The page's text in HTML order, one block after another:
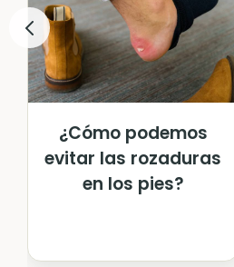
¿Cómo podemos
evitar las rozaduras
en los pies?